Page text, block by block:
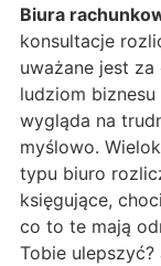
Biura
konsultacje
uważane jest
ludziom
wygląda na
myślowo.
typu biuro
księgujące,
co to te mają
Tobie